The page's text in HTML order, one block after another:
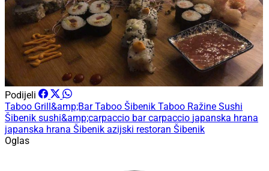
Podijeli
Taboo Grill&amp;BarTaboo Šibenik Taboo Ražine Sushi
Šibenik sushi&amp;carpaccio barcarpaccio japanska hrana
japanska hrana Šibenik azijski restoran Šibenik
Oglas